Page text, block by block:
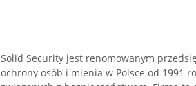
Solid Security jest renomowanym
ochrony osób i mienia w Polsce od 1991